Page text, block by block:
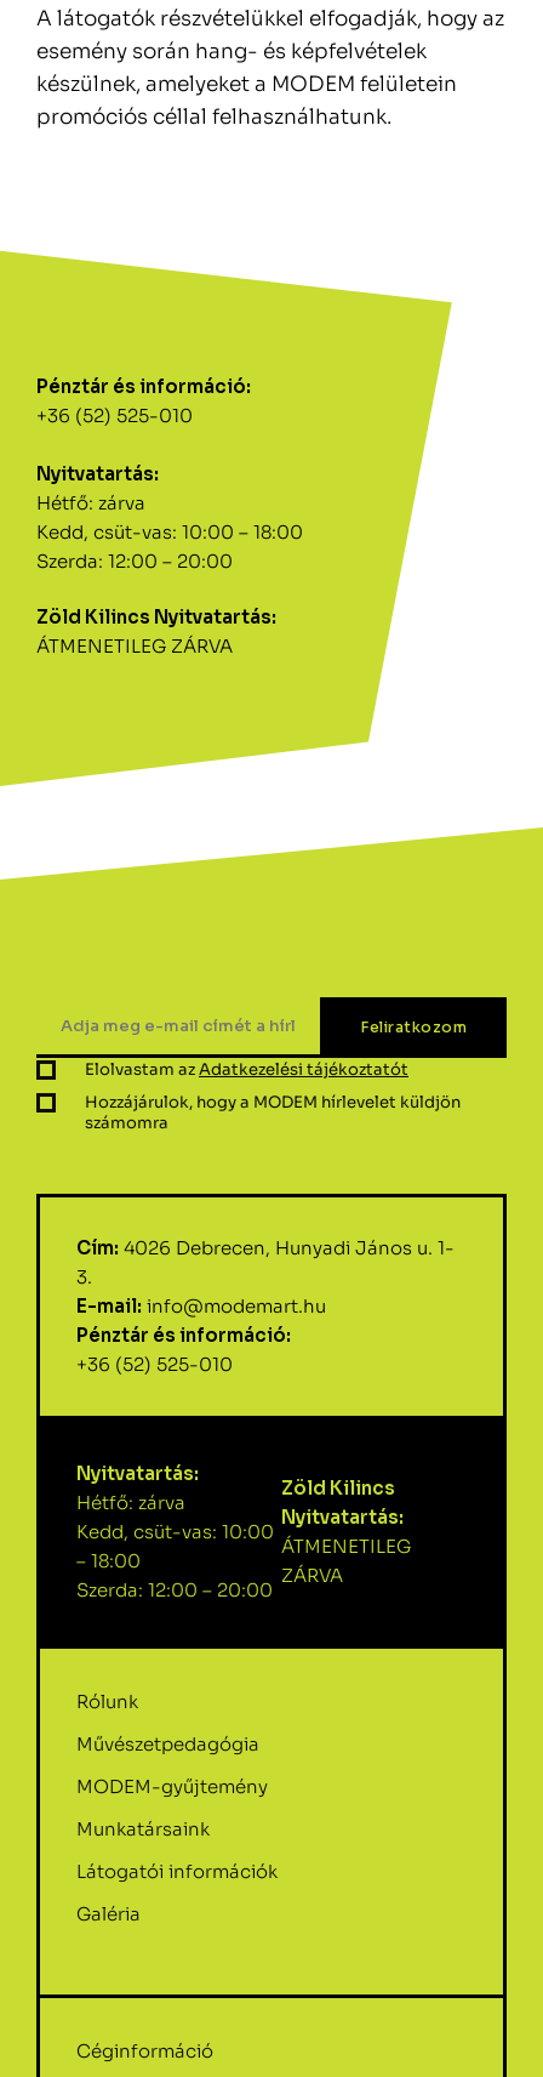
Pénztár és információ:
+36 (52) 525-010
Nyitvatartás:
Hétfő: zárva
Kedd, csüt-vas: 10:00 – 18:00
Szerda: 12:00 – 20:00
Zöld Kilincs Nyitvatartás:
ÁTMENETILEG ZÁRVA
A látogatók részvételükkel elfogadják, hogy az
esemény során hang- és képfelvételek
készülnek, amelyeket a MODEM felületein
promóciós céllal felhasználhatunk.
Elolvastam azAdatkezelési tájékoztatót
Hozzájárulok, hogy a MODEM hírlevelet küldjön
számomra
Cím: 4026 Debrecen, Hunyadi János u. 1-
3.
E-mail: info@modemart.hu
Pénztár és információ:
+36 (52) 525-010
Nyitvatartás:
Hétfő: zárva
Kedd, csüt-vas: 10:00
– 18:00
Szerda: 12:00 – 20:00
Zöld Kilincs
Nyitvatartás:
ÁTMENETILEG
ZÁRVA
Rólunk
Művészetpedagógia
MODEM-gyűjtemény
Munkatársaink
Látogatói információk
Galéria
Céginformáció